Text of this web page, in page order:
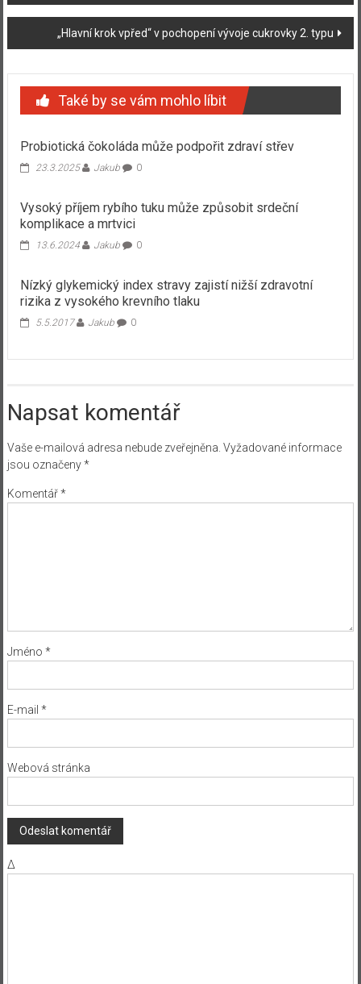
příspěvku
„Hlavní krok vpřed“ v pochopení vývoje cukrovky 2. typu
Také by se vám mohlo líbit
Probiotická čokoláda může podpořit zdraví střev
23.3.2025 Jakub 0
Vysoký příjem rybího tuku může způsobit srdeční
komplikace a mrtvici
13.6.2024 Jakub 0
Nízký glykemický index stravy zajistí nižší zdravotní
rizika z vysokého krevního tlaku
5.5.2017 Jakub 0
Napsat komentář
Vaše e-mailová adresa nebude zveřejněna. Vyžadované informace
jsou označeny*
Komentář*
Jméno *
E-mail *
Webová stránka
Δ